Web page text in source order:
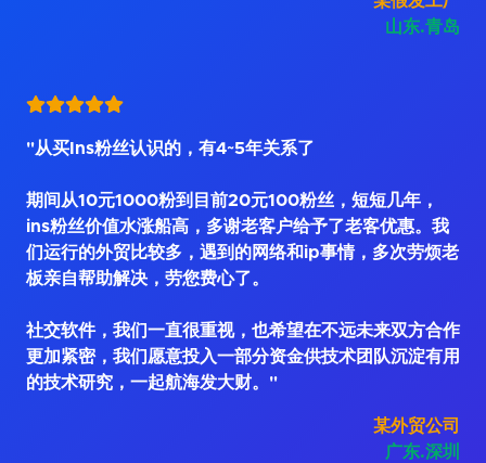
山东.青岛
"从买Ins粉丝认识的，有4~5年关系了
期间从10元1000粉到目前20元100粉丝，短短几年，
ins粉丝价值水涨船高，多谢老客户给予了老客优惠。我
们运行的外贸比较多，遇到的网络和ip事情，多次劳烦老
板亲自帮助解决，劳您费心了。
社交软件，我们一直很重视，也希望在不远未来双方合作
更加紧密，我们愿意投入一部分资金供技术团队沉淀有用
的技术研究，一起航海发大财。"
某外贸公司
广东.深圳